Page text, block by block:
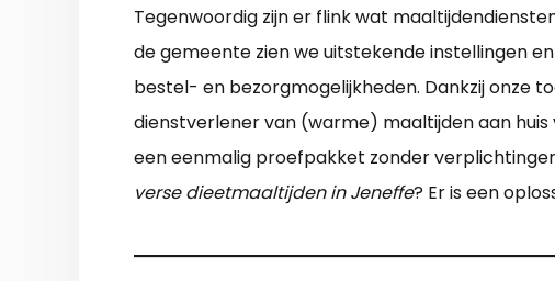
Tegenwoordig zijn er flink wat
de gemeente zien we uitstekende instellingen
bestel- en bezorgmogelijkheden. Dankzij onze
dienstverlener van (warme) maaltijden aan huis
een eenmalig proefpakket zonder
verse dieetmaaltijden in Jeneffe? Er is een